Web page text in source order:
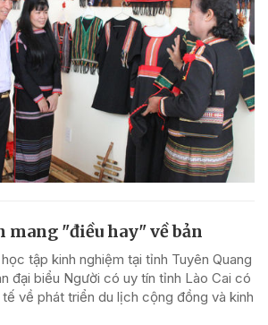
mang "điều hay" về bản
tập kinh nghiệm tại tỉnh Tuyên Quang
đại biểu Người có uy tín tỉnh Lào Cai có
về phát triển du lịch cộng đồng và kinh